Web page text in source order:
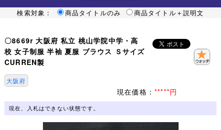
検索対象： 商品タイトルのみ 商品タイトル＋説明文
〇8669r 大阪府 私立 桃山学院中学・高
校 女子制服 半袖 夏服 ブラウス Ｓサイズ
CURREN製
大阪府
現在価格： *****円
現在、入札はできない状態です。